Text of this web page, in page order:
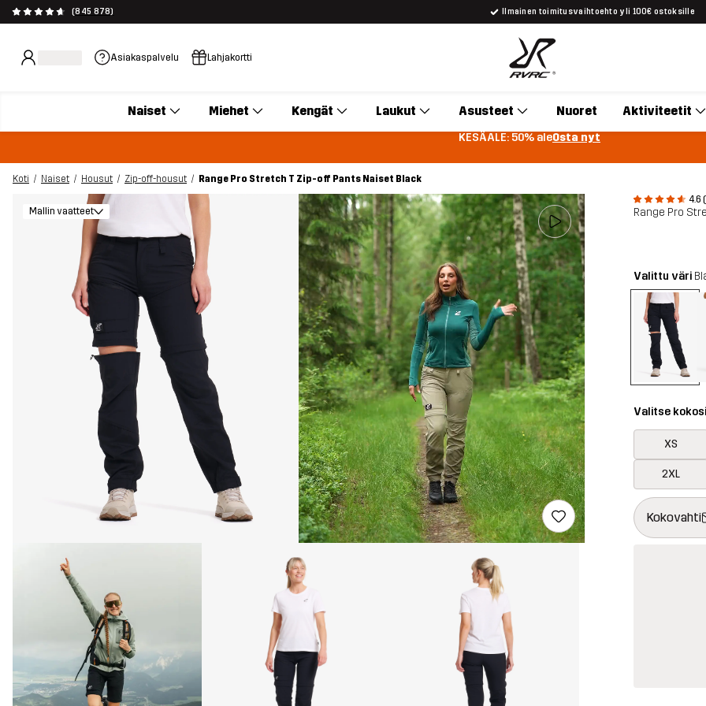
(845 878) Ilmainen toimitusvaihtoehto yli 100€ ostoksille
Asiakaspalvelu Lahjakortti
Naiset Miehet Kengät Laukut Asusteet Nuoret Aktiviteetit
KESÄALE: 50% aleOsta nyt
Koti Naiset Housut Zip-off-housut
Range Pro Stretch T Zip-off Pants Naiset Black
4.6
Range Pro
Mallin vaatteet
Valittu väri
Valitse kokosi
XS
2XL
Kokovahti
Tämä
{{size}} ei